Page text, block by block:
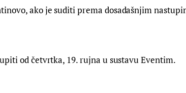
ako je suditi prema dosadašnjim
od četvrtka, 19. rujna u sustavu Eventim.